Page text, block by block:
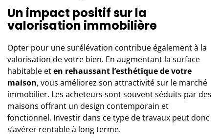
Un impact positif sur la
valorisation immobilière
Opter pour une surélévation contribue également à la
valorisation de votre bien. En augmentant la surface
habitable eten rehaussant l’esthétique de votre
maison, vous améliorez son attractivité sur le marché
immobilier. Les acheteurs sont souvent séduits par des
maisons offrant un design contemporain et
fonctionnel. Investir dans ce type de travaux peut donc
s’avérer rentable à long terme.